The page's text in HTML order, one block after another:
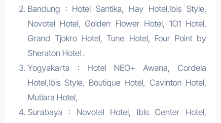
Bandung : Hotel Santika, Hay Hotel,Ibis Style,
Novotel Hotel, Golden Flower Hotel, 1O1 Hotel,
Grand Tjokro Hotel, Tune Hotel, Four Point by
Sheraton Hotel .
Yogyakarta : Hotel NEO+ Awana, Cordela
Hotel,Ibis Style, Boutique Hotel, Cavinton Hotel,
Mutiara Hotel,
Surabaya : Novotel Hotel, Ibis Center Hotel,